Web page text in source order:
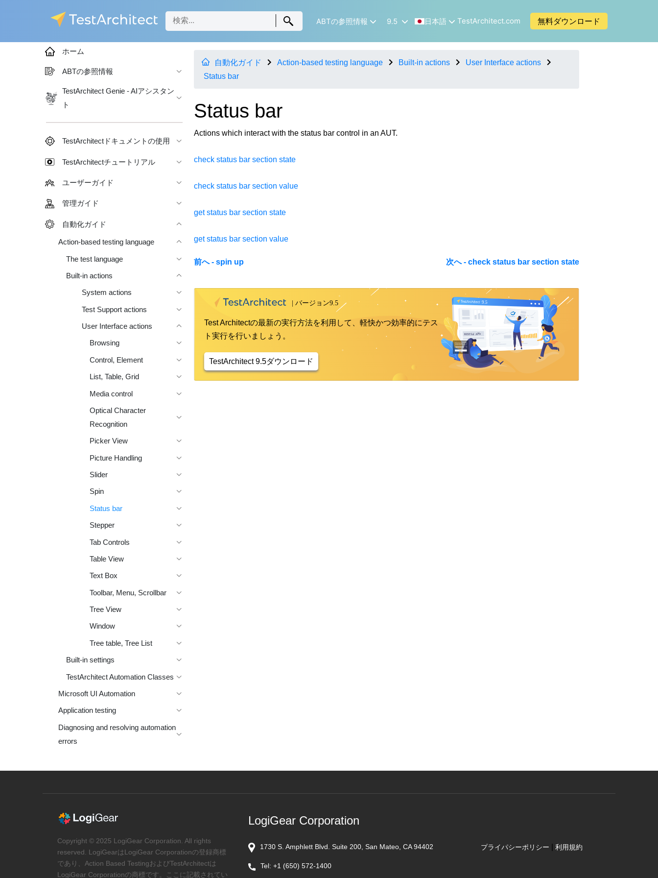
ABTの参照情報 9.5 日本語 TestArchitect.com 無料ダウンロード
自動化ガイド Action-based testing language Built-in actions
User Interface actions
Status bar
Status bar
Actions which interact with the status bar control in an AUT.
check status bar section state
check status bar section value
get status bar section state
get status bar section value
前へ - spin up 次へ - check status bar section state
Test Architectの最新の実行方法を利用して、軽快かつ効率的にテス
ト実行を行いましょう。
TestArchitect 9.5ダウンロード
ホーム
ABTの参照情報
TestArchitect Genie - AIアシスタン
ト
TestArchitectドキュメントの使用
TestArchitectチュートリアル
ユーザーガイド
管理ガイド
自動化ガイド
Action-based testing language
The test language
Built-in actions
System actions
Test Support actions
User Interface actions
Browsing
Control, Element
List, Table, Grid
Media control
Optical Character
Recognition
Picker View
Picture Handling
Slider
Spin
Status bar
Stepper
Tab Controls
Table View
Text Box
Toolbar, Menu, Scrollbar
Tree View
Window
Tree table, Tree List
Built-in settings
TestArchitect Automation Classes
Microsoft UI Automation
Application testing
Diagnosing and resolving automation
errors
Copyright © 2025 LogiGear Corporation. All rights
reserved. LogiGearはLogiGear Corporationの登録商標
であり、Action Based TestingおよびTestArchitectは
LogiGear Corporationの商標です。ここに記載されてい
LogiGear Corporation
1730 S. Amphlett Blvd. Suite 200, San Mateo, CA 94402
Tel: +1 (650) 572-1400
プライパシーポリシー 利用規約